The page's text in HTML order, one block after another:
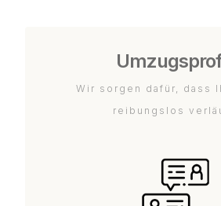
Wir sorgen dafür, dass
reibungslos